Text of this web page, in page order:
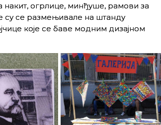
накит, огрлице, минђуше, рамови за
су се размењивале на штанду
које се баве модним дизајном